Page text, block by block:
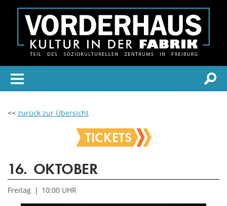
<< zurück zur Übersicht
TICKETS
16. OKTOBER
Freitag 10:00 UHR